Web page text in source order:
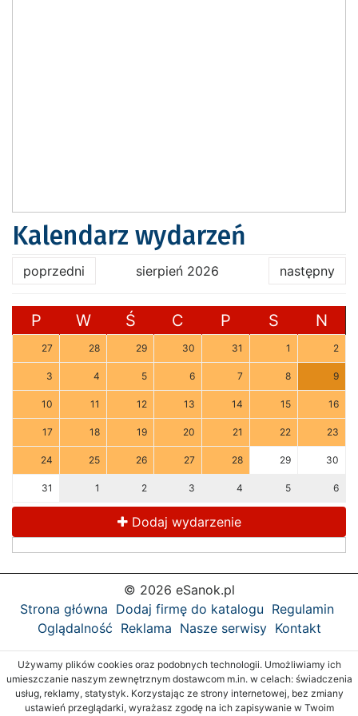
Kalendarz wydarzeń
poprzedni sierpień 2026 następny
P W Ś C P S N
27 28 29 30 31 1 2
3 4 5 6 7 8 9
10 11 12 13 14 15 16
17 18 19 20 21 22 23
24 25 26 27 28 29 30
31 1 2 3 4 5 6
Dodaj wydarzenie
© 2026 eSanok.pl
Strona główna Dodaj firmę do katalogu Regulamin
Oglądalność Reklama Nasze serwisy Kontakt
Używamy plików cookies oraz podobnych technologii. Umożliwiamy ich
umieszczanie naszym zewnętrznym dostawcom m.in. w celach: świadczenia
usług, reklamy, statystyk. Korzystając ze strony internetowej, bez zmiany
ustawień przeglądarki, wyrażasz zgodę na ich zapisywanie w Twoim